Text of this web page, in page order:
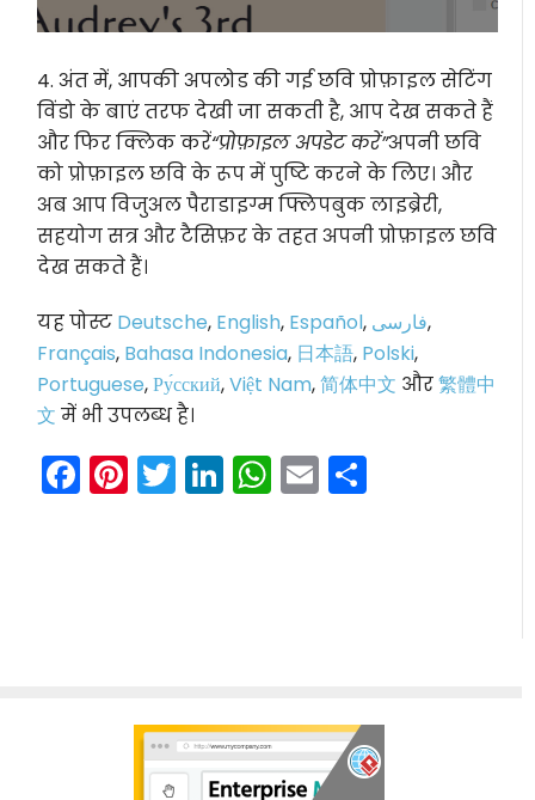
4. अंत में, आपकी अपलोड की गई छवि प्रोफ़ाइल सेटिंग
विंडो के बाएं तरफ देखी जा सकती है, आप देख सकते हैं
और फिर क्लिक करें“प्रोफ़ाइल अपडेट करें”अपनी छवि
को प्रोफ़ाइल छवि के रूप में पुष्टि करने के लिए। और
अब आप विजुअल पैराडाइग्म फ्लिपबुक लाइब्रेरी,
सहयोग सत्र और टैसिफ़र के तहत अपनी प्रोफ़ाइल छवि
देख सकते हैं।
यह पोस्ट Deutsche, English, Español, فارسی,
Français, Bahasa Indonesia, 日本語, Polski,
Portuguese,Ру́сский,Việt Nam,简体中文 और繁體中
文 में भी उपलब्ध है।
Facebook
Pinterest
Twitter
LinkedIn
WhatsApp
Email